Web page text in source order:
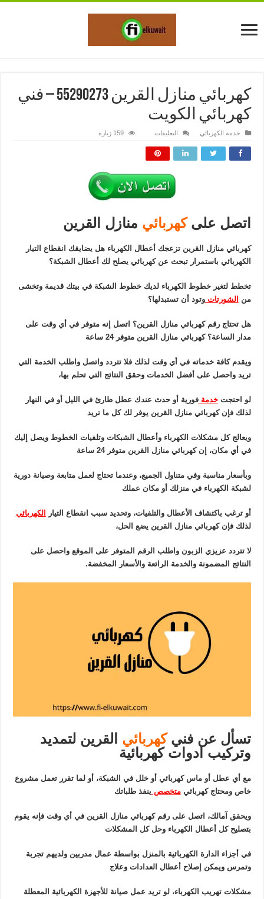
كهربائي منازل القرين 55290273 – فني
كهربائي الكويت
خدمة الكهربائي التعليقات
منازل
55290273
فني
كهربائي
الكويت
مغلقة
159 زيارة
اتصل علىكهربائي منازل القرين
كهربائي منازل القرين تزعجك أعطال الكهرباء هل يضايقك انقطاع التيار
الكهربائي باستمرار تبحث عن كهربائي يصلح لك أعطال الشبكة؟
تخطط لتغير خطوط الكهرباء لديك خطوط الشبكة في بيتك قديمة وتخشى
من الشورتاتوتود أن تستبدلها؟
هل تحتاج رقم كهربائي منازل القرين؟ اتصل إنه متوفر في أي وقت على
مدار الساعة؟ كهربائي منازل القرين متوفر 24 ساعة
ويقدم كافة خدماته في أي وقت لذلك فلا تتردد واتصل واطلب الخدمة التي
تريد واحصل على أفضل الخدمات وحقق النتائج التي تحلم بها،
لو احتجتخدمةفورية أو حدث عندك عطل طارئ في الليل أو في النهار
لذلك فإن كهربائي منازل القرين يوفر لك كل ما تريد
ويعالج كل مشكلات الكهرباء وأعطال الشبكات وتلفيات الخطوط ويصل إليك
في أي مكان، إن كهربائي منازل القرين متوفر 24 ساعة
وبأسعار مناسبة وفي متناول الجميع، وعندما تحتاج لعمل متابعة وصيانة دورية
لشبكة الكهرباء في منزلك أو مكان عملك
أو ترغب باكتشاف الأعطال والتلفيات، وتحديد سبب انقطاع التيار
الكهربائي
لذلك فإن كهربائي منازل القرين يضع الحل،
لا تتردد عزيزي الزبون واطلب الرقم المتوفر على الموقع واحصل على
النتائج المضمونة والخدمة الرائعة والأسعار المخفضة.
تسأل عن فنيكهربائي القرين لتمديد
وتركيب ادوات كهربائية
مع أي عطل أو ماس كهربائي أو خلل في الشبكة، أو لما تقرر تعمل مشروع
خاص ومحتاج كهربائيمتخصص ينفذ طلباتك
ويحقق آمالك، اتصل على رقم كهربائي منازل القرين في أي وقت فإنه يقوم
بتصليح كل أعطال الكهرباء وحل كل المشكلات
في أجزاء الدارة الكهربائية بالمنزل بواسطة عمال مدربين ولديهم تجربة
وتمرس ويمكن إصلاح أعطال العدادات وعلاج
مشكلات تهريب الكهرباء، لو تريد عمل صيانة للأجهزة الكهربائية المعطلة